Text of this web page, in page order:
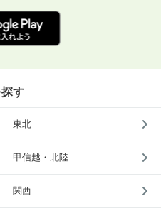
す
東北
甲信越・北陸
関西